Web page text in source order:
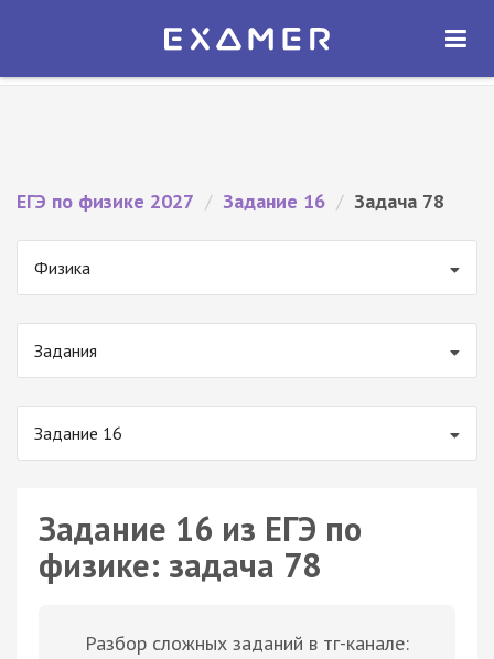
Экзамер — ЕГЭ 2027
ОТКРЫТЬ
ЕГЭ по физике 2027 / Задание 16 / Задача 78
Физика
Задания
Задание 16
Задание 16 из ЕГЭ по
физике: задача 78
Разбор сложных заданий в тг-канале: